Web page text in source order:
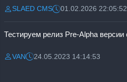
Разместил:
SLAED CMSДата:01.02.2026 22:05:52
Разместил:
VANДата:24.05.2023 14:14:53